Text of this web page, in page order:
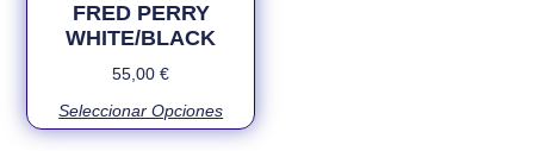
FRED PERRY
WHITE/BLACK
55,00€
Seleccionar Opciones